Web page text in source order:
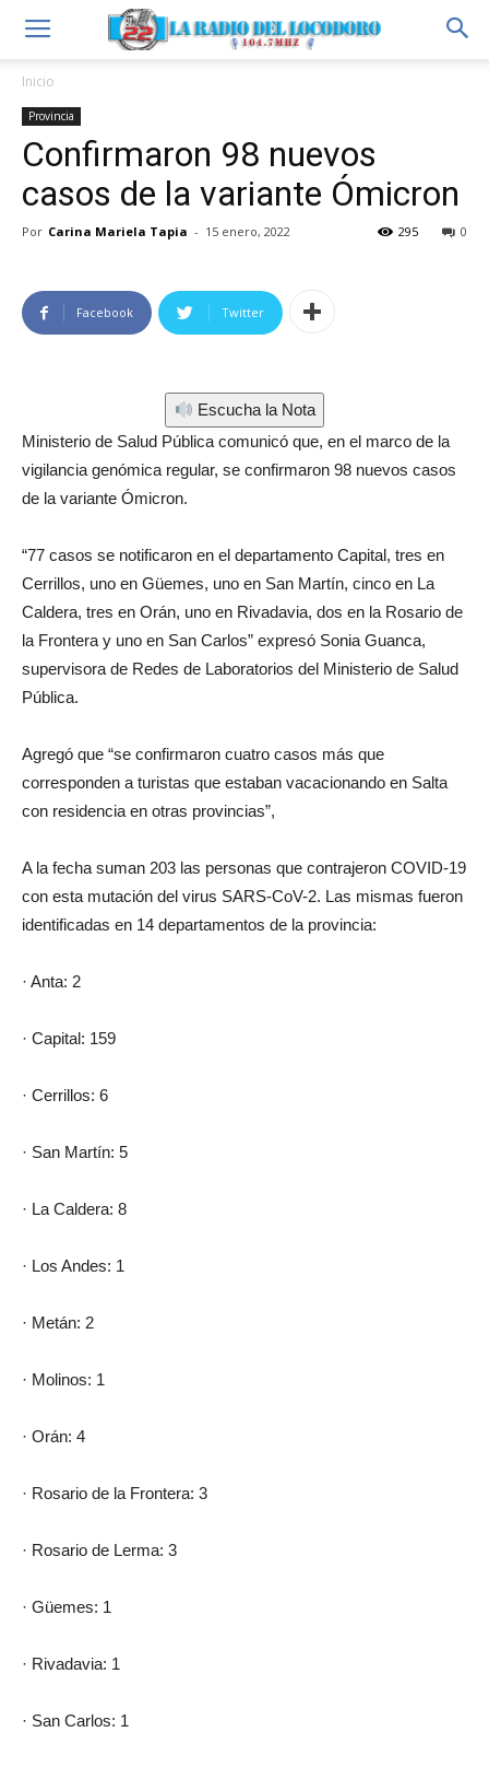
Inicio
Provincia
Confirmaron 98 nuevos
casos de la variante Ómicron
Por Carina Mariela Tapia - 15 enero, 2022 0
295
Facebook Twitter
Escucha la Nota
Ministerio de Salud Pública comunicó que, en el marco de la
vigilancia genómica regular, se confirmaron 98 nuevos casos
de la variante Ómicron.
“77 casos se notificaron en el departamento Capital, tres en
Cerrillos, uno en Güemes, uno en San Martín, cinco en La
Caldera, tres en Orán, uno en Rivadavia, dos en la Rosario de
la Frontera y uno en San Carlos” expresó Sonia Guanca,
supervisora de Redes de Laboratorios del Ministerio de Salud
Pública.
Agregó que “se confirmaron cuatro casos más que
corresponden a turistas que estaban vacacionando en Salta
con residencia en otras provincias”,
A la fecha suman 203 las personas que contrajeron COVID-19
con esta mutación del virus SARS-CoV-2. Las mismas fueron
identificadas en 14 departamentos de la provincia:
· Anta: 2
· Capital: 159
· Cerrillos: 6
· San Martín: 5
· La Caldera: 8
· Los Andes: 1
· Metán: 2
· Molinos: 1
· Orán: 4
· Rosario de la Frontera: 3
· Rosario de Lerma: 3
· Güemes: 1
· Rivadavia: 1
· San Carlos: 1